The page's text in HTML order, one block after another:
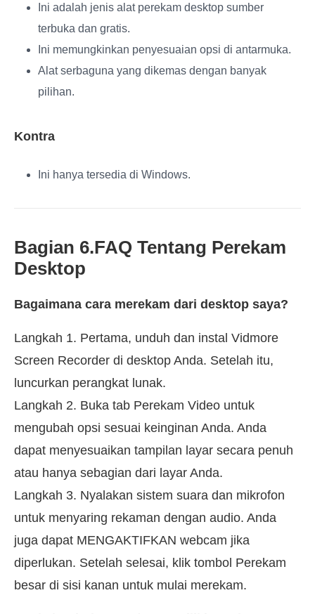
Ini adalah jenis alat perekam desktop sumber
terbuka dan gratis.
Ini memungkinkan penyesuaian opsi di antarmuka.
Alat serbaguna yang dikemas dengan banyak
pilihan.
Kontra
Ini hanya tersedia di Windows.
Bagian 6.FAQ Tentang Perekam
Desktop
Bagaimana cara merekam dari desktop saya?
Langkah 1. Pertama, unduh dan instal Vidmore
Screen Recorder di desktop Anda. Setelah itu,
luncurkan perangkat lunak.
Langkah 2. Buka tab Perekam Video untuk
mengubah opsi sesuai keinginan Anda. Anda
dapat menyesuaikan tampilan layar secara penuh
atau hanya sebagian dari layar Anda.
Langkah 3. Nyalakan sistem suara dan mikrofon
untuk menyaring rekaman dengan audio. Anda
juga dapat MENGAKTIFKAN webcam jika
diperlukan. Setelah selesai, klik tombol Perekam
besar di sisi kanan untuk mulai merekam.